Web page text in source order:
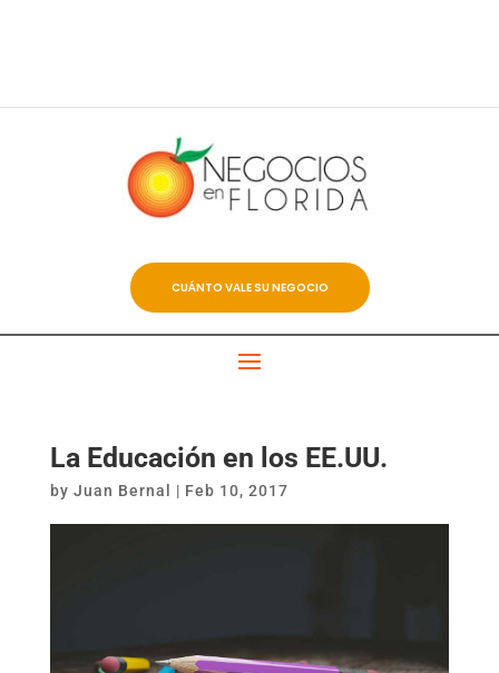
CUÁNTO VALE SU NEGOCIO
La Educación en los EE.UU.
by Juan Bernal | Feb 10, 2017